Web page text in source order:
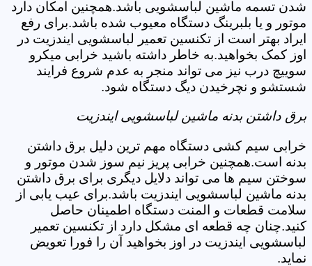
شدن تسمه ماشین لباسشویی باشد.همچنین امکان دارد
موتور و یا بلبرینگ دستگاه معیوب شده باشد.برای رفع
ایراد بهتر است از تکنسین تعمیر لباسشویی ایندزیت در
اوز کمک بخواهید.به خاطر داشته باشید خرابی میکرو
سوییچ درب نیز می تواند منجر به عدم شروع فرایند
شستشو و نچرخیدن دیگ دستگاه شود.
برق داشتن بدنه ماشین لباسشویی ایندزیت
خرابی سیم کشی دستگاه مهم ترین دلیل برق داشتن
بدنه است.همچنین خرابی پریز نیم سوز شدن موتور و
سوختن سیم ها می تواند دلایل دیگری برای برق داشتن
بدنه ماشین لباسشویی ایندزیت باشد.برای عیب یابی از
سلامت قطعات و المنت دستگاه اطمینان حاصل
کنید.چنان چه قطعه ای مشکل دارد از تکنسین تعمیر
لباسشویی ایندزیت در اوز بخواهید آن را فورا تعویض
نماید.